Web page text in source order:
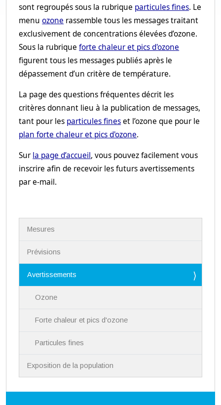
sont regroupés sous la rubrique particules fines. Le
menuozone rassemble tous les messages traitant
exclusivement de concentrations élevées d’ozone.
Sous la rubriqueforte chaleur et pics d'ozone
figurent tous les messages publiés après le
dépassement d’un critère de température.
La page des questions fréquentes décrit les
critères donnant lieu à la publication de messages,
tant pour les particules fineset l’ozone que pour le
plan forte chaleur et pics d'ozone.
Sur la page d’accueil, vous pouvez facilement vous
inscrire afin de recevoir les futurs avertissements
par e-mail.
i
Mesures
Prévisions
Avertissements
Ozone
Forte chaleur et pics d'ozone
Particules fines
Exposition de la population